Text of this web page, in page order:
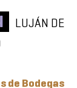
LUJÁN DE
de Bodegas